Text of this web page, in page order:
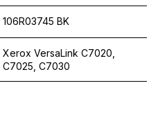
106R03745 BK
Xerox VersaLink C7020,
C7025, C7030